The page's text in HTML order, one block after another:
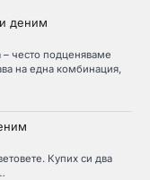
деним
– често подценяваме
на една комбинация,
Купих си два